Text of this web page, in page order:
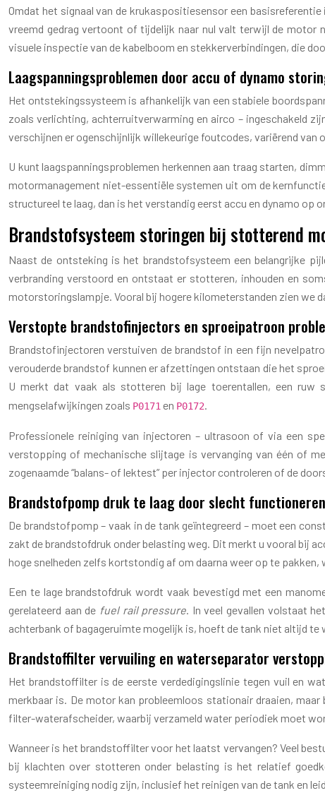
Omdat het signaal van de krukaspositiesensor een
vreemd gedrag vertoont of tijdelijk naar nul valt terwijl de motor
visuele inspectie van de kabelboom en stekkerverbindingen, die
Laagspanningsproblemen door accu of dynamo
Het ontstekingssysteem is afhankelijk van een stabiele
zoals verlichting, achterruitverwarming en airco – ingeschakeld
verschijnen er ogenschijnlijk willekeurige foutcodes, variërend
U kunt laagspanningsproblemen herkennen aan traag starten,
motormanagement niet-essentiële systemen uit om de
structureel te laag, dan is het verstandig eerst accu en dynamo
Brandstofsysteem storingen bij stotterend
Naast de ontsteking is het brandstofsysteem een belangrijke
verbranding verstoord en ontstaat er stotteren, inhouden en
motorstoringslampje. Vooral bij hogere kilometerstanden zien we
Verstopte brandstofinjectors en sproeipatroon
Brandstofinjectoren verstuiven de brandstof in een fijn
verouderde brandstof kunnen er afzettingen ontstaan die het
U merkt dat vaak als stotteren bij lage toerentallen, een ruw
mengselafwijkingen zoals P0171 en P0172.
Professionele reiniging van injectoren – ultrasoon of via een
verstopping of mechanische slijtage is vervanging van één of
zogenaamde “balans- of lektest” per injector controleren of de
Brandstofpomp druk te laag door slecht
De brandstofpomp – vaak in de tank geïntegreerd – moet een
zakt de brandstofdruk onder belasting weg. Dit merkt u vooral bij
hoge snelheden zelfs kortstondig af om daarna weer op te pakken,
Een te lage brandstofdruk wordt vaak bevestigd met een
gerelateerd aan de fuel rail pressure. In veel gevallen volstaat
achterbank of bagageruimte mogelijk is, hoeft de tank niet altijd
Brandstoffilter vervuiling en waterseparator
Het brandstoffilter is de eerste verdedigingslinie tegen vuil en
merkbaar is. De motor kan probleemloos stationair draaien,
filter-waterafscheider, waarbij verzameld water periodiek moet
Wanneer is het brandstoffilter voor het laatst vervangen? Veel
bij klachten over stotteren onder belasting is het relatief
systeemreiniging nodig zijn, inclusief het reinigen van de tank en